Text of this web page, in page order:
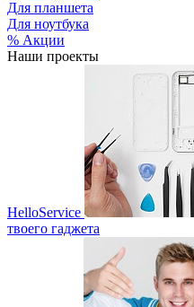
Для планшета
Для ноутбука
% Акции
Наши проекты
HelloService
твоего гаджета